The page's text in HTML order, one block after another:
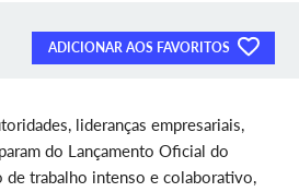
ADICIONAR AOS FAVORITOS
lideranças empresariais,
do Lançamento Oficial do
de trabalho intenso e colaborativo,